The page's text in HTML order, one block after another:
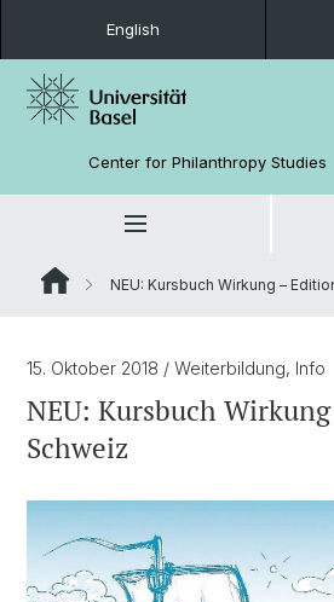
English
Center for Philanthropy Studies
NEU: Kursbuch Wirkung –
15. Oktober 2018 / Weiterbildung, Info
NEU: Kursbuch
Schweiz